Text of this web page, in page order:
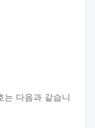
는 다음과 같습니